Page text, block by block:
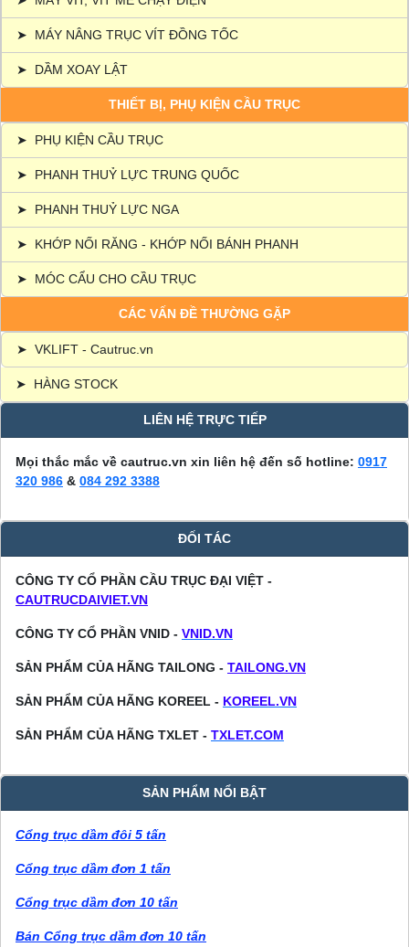
➤ MÁY NÂNG TRỤC VÍT ĐỒNG TỐC
➤ DẦM XOAY LẬT
THIẾT BỊ, PHỤ KIỆN CẦU TRỤC
➤ PHỤ KIỆN CẦU TRỤC
➤ PHANH THUỶ LỰC TRUNG QUỐC
➤ PHANH THUỶ LỰC NGA
➤ KHỚP NỐI RĂNG - KHỚP NỐI BÁNH PHANH
➤ MÓC CẨU CHO CẦU TRỤC
CÁC VẤN ĐỀ THƯỜNG GẶP
➤ VKLIFT - Cautruc.vn
➤ HÀNG STOCK
LIÊN HỆ TRỰC TIẾP
Mọi thắc mắc về cautruc.vn xin liên hệ đến số hotline: 0917
320 986 & 084 292 3388
ĐỐI TÁC
CÔNG TY CỔ PHẦN CẦU TRỤC ĐẠI VIỆT -
CAUTRUCDAIVIET.VN
CÔNG TY CỔ PHẦN VNID - VNID.VN
SẢN PHẨM CỦA HÃNG TAILONG - TAILONG.VN
SẢN PHẨM CỦA HÃNG KOREEL - KOREEL.VN
SẢN PHẨM CỦA HÃNG TXLET - TXLET.COM
SẢN PHẨM NỔI BẬT
Cổng trục dầm đôi 5 tấn
Cổng trục dầm đơn 1 tấn
Cổng trục dầm đơn 10 tấn
Bán Cổng trục dầm đơn 10 tấn